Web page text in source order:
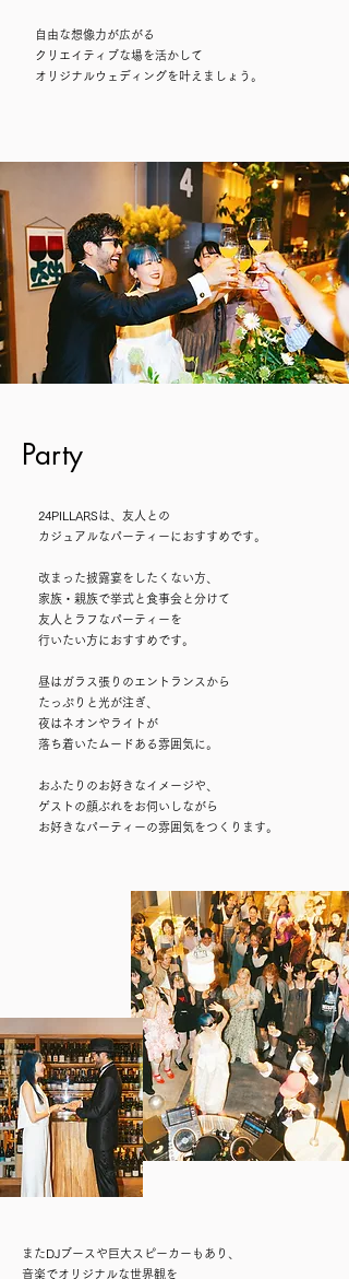
自由な想像力が広がる
クリエイティブな場を活かして
​オリジナルウェディングを叶えましょう。
Party
24PILLARSは、 友人との
カジュアルなパーティーにおすすめです。
改まった披露宴をしたくない方、
家族・親族で挙式と食事会と分けて
友人とラフなパーティーを
行いたい方におすすめです。
昼はガラス張りのエントランスから
たっぷりと光が注ぎ、
夜はネオンやライトが
落ち着いたムードある雰囲気に。
おふたりのお好きなイメージや、
ゲストの顔ぶれをお伺いしながら
お好きなパーティーの雰囲気をつくります。
またDJブースや巨大スピーカーもあり、
音楽でオリジナルな世界観を